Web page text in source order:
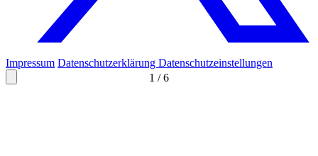
1 /6
Impressum Datenschutzerklärung Datenschutzeinstellungen